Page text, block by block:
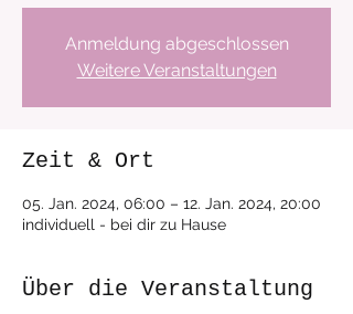
Anmeldung abgeschlossen
Weitere Veranstaltungen
Zeit & Ort
05. Jan. 2024, 06:00 – 12. Jan. 2024, 20:00
individuell - bei dir zu Hause
Über die Veranstaltung